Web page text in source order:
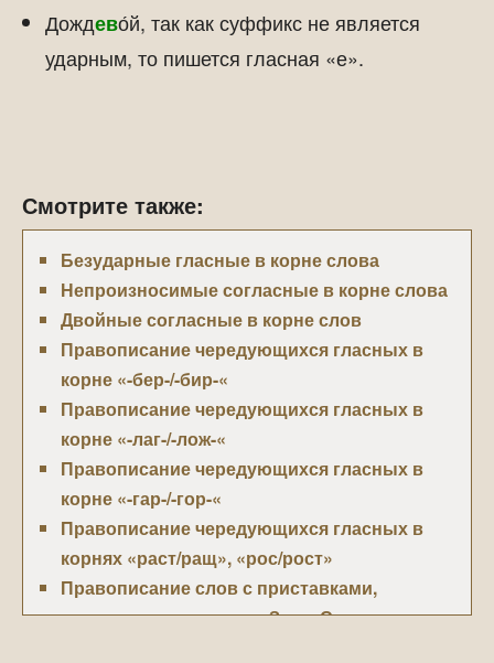
Дождево́й, так как суффикс не является
ударным, то пишется гласная «е».
Смотрите также:
Безударные гласные в корне слова
Непроизносимые согласные в корне слова
Двойные согласные в корне слов
Правописание чередующихся гласных в
корне «-бер-/-бир-«
Правописание чередующихся гласных в
корне «-лаг-/-лож-«
Правописание чередующихся гласных в
корне «-гар-/-гор-«
Правописание чередующихся гласных в
корнях «раст/ращ», «рос/рост»
Правописание слов с приставками,
оканчивающимися на «З» и «С»